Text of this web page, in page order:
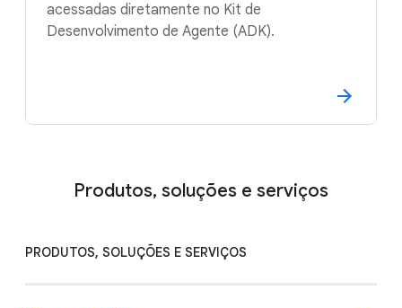
acessadas diretamente no Kit de
Desenvolvimento de Agente (ADK).
Produtos, soluções e serviços
PRODUTOS, SOLUÇÕES E SERVIÇOS